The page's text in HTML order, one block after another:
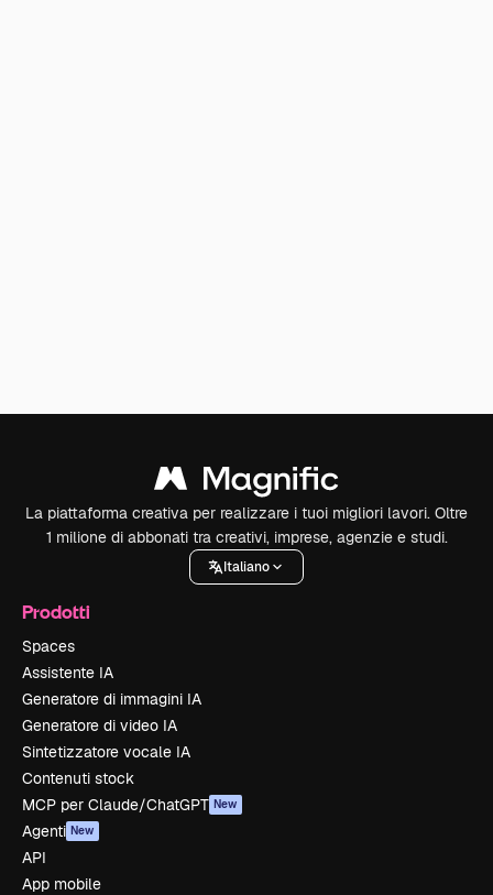
La piattaforma creativa per realizzare i tuoi migliori lavori. Oltre
1 milione di abbonati tra creativi, imprese, agenzie e studi.
Italiano
Prodotti
Spaces
Assistente IA
Generatore di immagini IA
Generatore di video IA
Sintetizzatore vocale IA
Contenuti stock
MCP per Claude/ChatGPT New
Agenti New
API
App mobile